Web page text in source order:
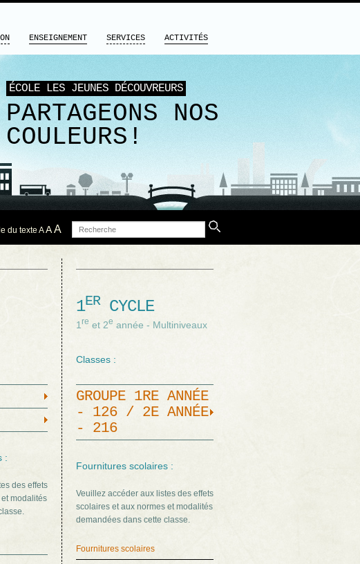
ÉCOLE LES JEUNES DÉCOUVREURS
PARTAGEONS NOS
COULEURS!
ENSEIGNEMENT SERVICES ACTIVITÉS
du texte A AA Recherche
:
des effets
modalités
1ERCYCLE
1 re et 2e année - Multiniveaux
Classes :
GROUPE 1RE ANNÉE
- 126 / 2E ANNÉE
- 216
Fournitures scolaires :
Veuillez accéder aux listes des effets
scolaires et aux normes et modalités
demandées dans cette classe.
Fournitures scolaires